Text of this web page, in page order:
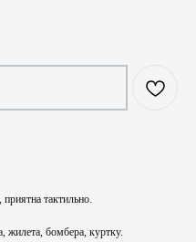
тактильно.
бомбера, куртку.